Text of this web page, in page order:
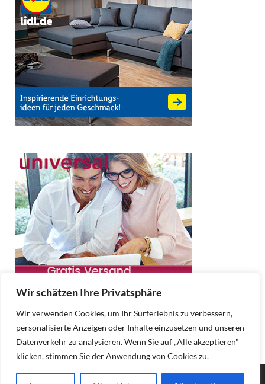
Wir schätzen Ihre Privatsphäre
Wir verwenden Cookies, um Ihr Surferlebnis zu verbessern,
personalisierte Anzeigen oder Inhalte einzusetzen und unseren
Datenverkehr zu analysieren. Wenn Sie auf „Alle akzeptieren"
klicken, stimmen Sie der Anwendung von Cookies zu.